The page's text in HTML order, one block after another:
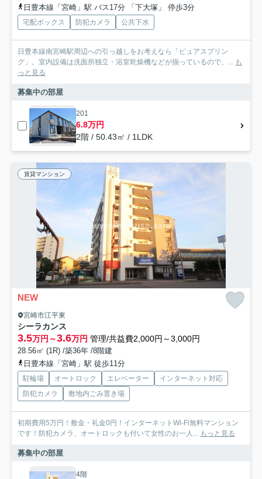
日豊本線「宮崎」駅 バス17分 「下大塚」 停歩3分
宅配ボックス 防犯カメラ 公共下水
日豊本線南宮崎駅周辺への引っ越しをお考えなら「ピュアスプリン
グ」。室内設備は洗面所独立・浴室乾燥機などが揃っているので、... も
っと見る
募集中の部屋
201
6.8万円
2階 / 50.43㎡ / 1LDK
賃貸マンション
NEW
宮崎市江平東
シーラカンス
3.5万円～3.6万円 管理/共益費2,000円～3,000円
28.56㎡ (1R) /築36年 /8階建
日豊本線「宮崎」駅 徒歩11分
駐輪場 オートロック エレベーター
インターネット対応
防犯カメラ
敷地内ごみ置き場
初期費用5万円！敷金・礼金0円！インターネットWi-Fi無料マンション
です！防犯カメラ、オートロックも付いて女性のお一人... もっと見る
募集中の部屋
4階